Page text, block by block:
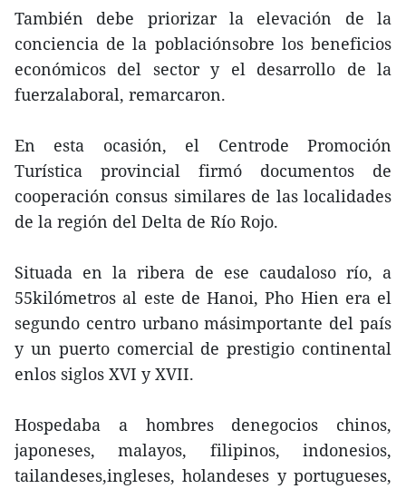
También debe priorizar la elevación de la
conciencia de la poblaciónsobre los beneficios
económicos del sector y el desarrollo de la
fuerzalaboral, remarcaron.
En esta ocasión, el Centrode Promoción
Turística provincial firmó documentos de
cooperación consus similares de las localidades
de la región del Delta de Río Rojo.
Situada en la ribera de ese caudaloso río, a
55kilómetros al este de Hanoi, Pho Hien era el
segundo centro urbano másimportante del país
y un puerto comercial de prestigio continental
enlos siglos XVI y XVII.
Hospedaba a hombres denegocios chinos,
japoneses, malayos, filipinos, indonesios,
tailandeses,ingleses, holandeses y portugueses,